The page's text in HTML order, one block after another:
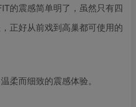
的震感简单明了，虽然只有四
正好从前戏到高巢都可使用的
柔而细致的震感体验。